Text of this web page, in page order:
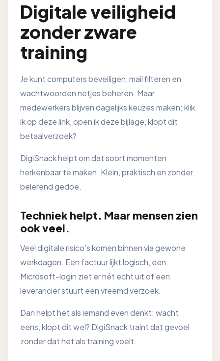
Digitale veiligheid
zonder zware
training
Je kunt computers beveiligen, mail filteren en
wachtwoorden netjes beheren. Maar
medewerkers blijven dagelijks keuzes maken: klik
ik op deze link, open ik deze bijlage, klopt dit
betaalverzoek?
DigiSnack helpt om dat soort momenten
herkenbaar te maken. Klein, praktisch en zonder
belerend gedoe.
Techniek helpt. Maar mensen zien
ook veel.
Veel digitale risico’s komen binnen via gewone
werkdagen. Een factuur lijkt logisch, een
Microsoft-login ziet er nét echt uit of een
leverancier stuurt een vreemd verzoek.
Dan helpt het als iemand even denkt: wacht
eens, klopt dit wel? DigiSnack traint dat gevoel
zonder dat het als training voelt.